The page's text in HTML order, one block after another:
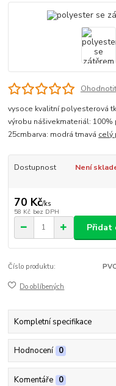
vysoce kvalitní polyesterová
výrobu nášivekmateriál:
25cmbarva: modrá tmavá celý
Dostupnost Není
70 Kč/ks
58 Kč bez DPH
Přidat
Číslo produktu:
Do oblíbených
Kompletní specifikace
Hodnocení 0
Komentáře 0